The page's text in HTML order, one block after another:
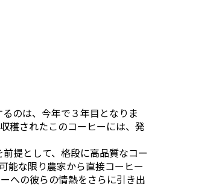
のは、今年で３年目となりま
穫されたこのコーヒーには、発
提として、格段に高品質なコー
能な限り農家から直接コーヒー
への彼らの情熱をさらに引き出